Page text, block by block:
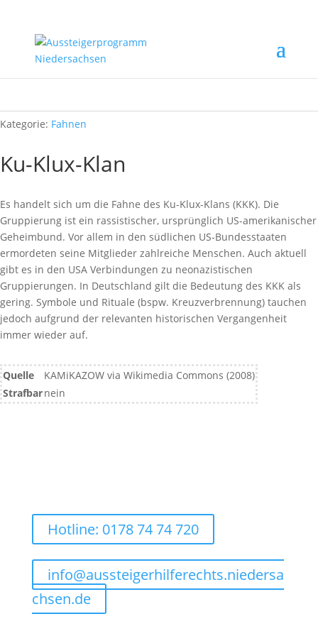
Rechtsextremismus erkennen
Kategorie: Fahnen
Ku-Klux-Klan
Es handelt sich um die Fahne des Ku-Klux-Klans (KKK). Die
Gruppierung ist ein rassistischer, ursprünglich US-amerikanischer
Geheimbund. Vor allem in den südlichen US-Bundesstaaten
ermordeten seine Mitglieder zahlreiche Menschen. Auch aktuell
gibt es in den USA Verbindungen zu neonazistischen
Gruppierungen. In Deutschland gilt die Bedeutung des KKK als
gering. Symbole und Rituale (bspw. Kreuzverbrennung) tauchen
jedoch aufgrund der relevanten historischen Vergangenheit
immer wieder auf.
Quelle
KAMiKAZOW via Wikimedia Commons (2008)
Strafbarnein
Hotline: 0178 74 74 720
info@aussteigerhilferechts.niedersa
chsen.de